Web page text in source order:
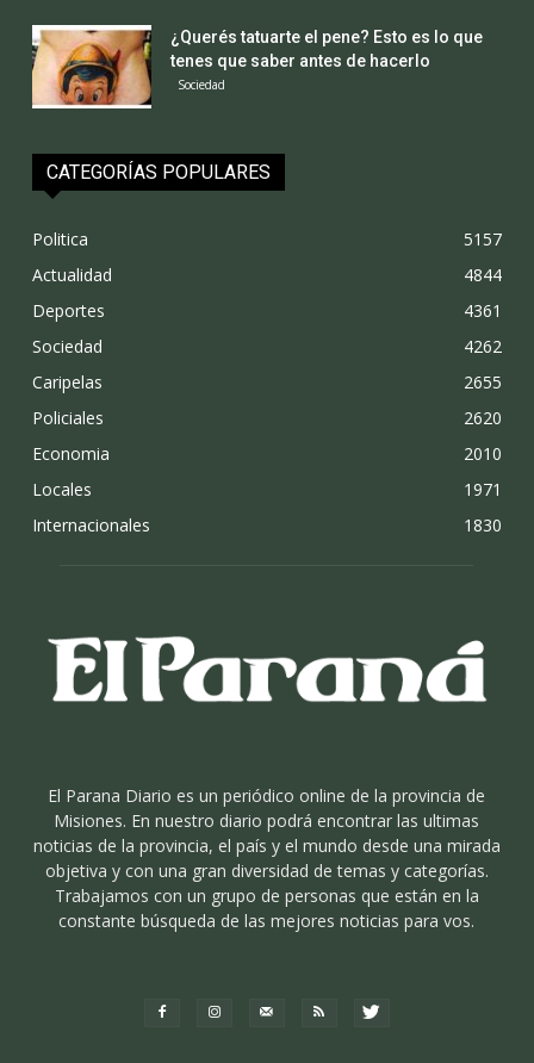
¿Querés tatuarte el pene? Esto es lo que
tenes que saber antes de hacerlo
Sociedad
CATEGORÍAS POPULARES
Politica
5157
Actualidad
4844
Deportes
4361
Sociedad
4262
Caripelas
2655
Policiales
2620
Economia
2010
Locales
1971
Internacionales
1830
El Parana Diario es un periódico online de la provincia de
Misiones. En nuestro diario podrá encontrar las ultimas
noticias de la provincia, el país y el mundo desde una mirada
objetiva y con una gran diversidad de temas y categorías.
Trabajamos con un grupo de personas que están en la
constante búsqueda de las mejores noticias para vos.